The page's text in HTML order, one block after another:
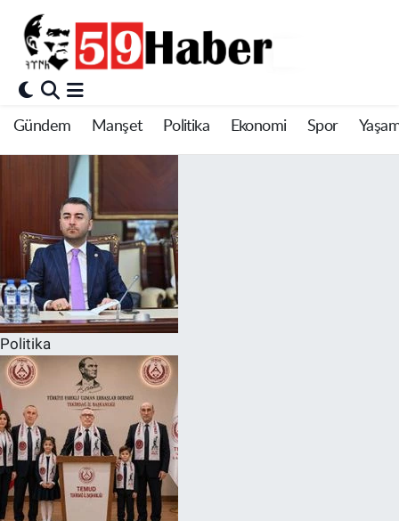
Gündem Manşet Politika Ekonomi Spor
Politika